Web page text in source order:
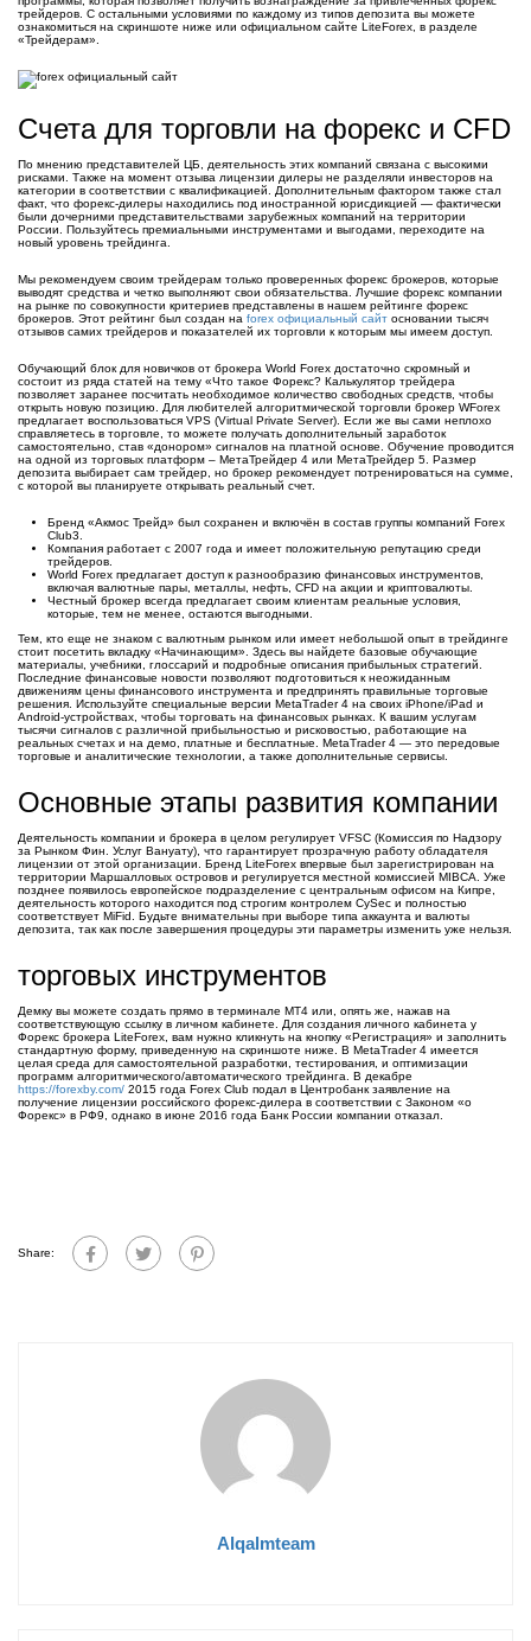
трейдеров. С остальными условиями по каждому из типов депозита вы можете
ознакомиться на скриншоте ниже или официальном сайте LiteForex, в разделе
«Трейдерам».
Счета для торговли на форекс и CFD
По мнению представителей ЦБ, деятельность этих компаний связана с высокими
рисками. Также на момент отзыва лицензии дилеры не разделяли инвесторов на
категории в соответствии с квалификацией. Дополнительным фактором также стал
факт, что форекс-дилеры находились под иностранной юрисдикцией — фактически
были дочерними представительствами зарубежных компаний на территории
России. Пользуйтесь премиальными инструментами и выгодами, переходите на
новый уровень трейдинга.
Мы рекомендуем своим трейдерам только проверенных форекс брокеров, которые
выводят средства и четко выполняют свои обязательства. Лучшие форекс компании
на рынке по совокупности критериев представлены в нашем рейтинге форекс
брокеров. Этот рейтинг был создан на forex официальный сайт основании тысяч
отзывов самих трейдеров и показателей их торговли к которым мы имеем доступ.
Обучающий блок для новичков от брокера World Forex достаточно скромный и
состоит из ряда статей на тему «Что такое Форекс? Калькулятор трейдера
позволяет заранее посчитать необходимое количество свободных средств, чтобы
открыть новую позицию. Для любителей алгоритмической торговли брокер WForex
предлагает воспользоваться VPS (Virtual Private Server). Если же вы сами неплохо
справляетесь в торговле, то можете получать дополнительный заработок
самостоятельно, став «донором» сигналов на платной основе. Обучение проводится
на одной из торговых платформ – МетаТрейдер 4 или МетаТрейдер 5. Размер
депозита выбирает сам трейдер, но брокер рекомендует потренироваться на сумме,
с которой вы планируете открывать реальный счет.
Бренд «Акмос Трейд» был сохранен и включён в состав группы компаний Forex
Club3.
Компания работает с 2007 года и имеет положительную репутацию среди
трейдеров.
World Forex предлагает доступ к разнообразию финансовых инструментов,
включая валютные пары, металлы, нефть, CFD на акции и криптовалюты.
Честный брокер всегда предлагает своим клиентам реальные условия,
которые, тем не менее, остаются выгодными.
Тем, кто еще не знаком с валютным рынком или имеет небольшой опыт в трейдинге
стоит посетить вкладку «Начинающим». Здесь вы найдете базовые обучающие
материалы, учебники, глоссарий и подробные описания прибыльных стратегий.
Последние финансовые новости позволяют подготовиться к неожиданным
движениям цены финансового инструмента и предпринять правильные торговые
решения. Используйте специальные версии MetaTrader 4 на своих iPhone/iPad и
Android-устройствах, чтобы торговать на финансовых рынках. К вашим услугам
тысячи сигналов с различной прибыльностью и рисковостью, работающие на
реальных счетах и на демо, платные и бесплатные. MetaTrader 4 — это передовые
торговые и аналитические технологии, а также дополнительные сервисы.
Основные этапы развития компании
Деятельность компании и брокера в целом регулирует VFSC (Комиссия по Надзору
за Рынком Фин. Услуг Вануату), что гарантирует прозрачную работу обладателя
лицензии от этой организации. Бренд LiteForex впервые был зарегистрирован на
территории Маршалловых островов и регулируется местной комиссией MIBCA. Уже
позднее появилось европейское подразделение с центральным офисом на Кипре,
деятельность которого находится под строгим контролем CySec и полностью
соответствует MiFid. Будьте внимательны при выборе типа аккаунта и валюты
депозита, так как после завершения процедуры эти параметры изменить уже нельзя.
торговых инструментов
Демку вы можете создать прямо в терминале МТ4 или, опять же, нажав на
соответствующую ссылку в личном кабинете. Для создания личного кабинета у
Форекс брокера LiteForex, вам нужно кликнуть на кнопку «Регистрация» и заполнить
стандартную форму, приведенную на скриншоте ниже. В MetaTrader 4 имеется
целая среда для самостоятельной разработки, тестирования, и оптимизации
программ алгоритмического/автоматического трейдинга. В декабре
https://forexby.com/ 2015 года Forex Club подал в Центробанк заявление на
получение лицензии российского форекс-дилера в соответствии с Законом «о
Форекс» в РФ9, однако в июне 2016 года Банк России компании отказал.
Share:
Alqalmteam